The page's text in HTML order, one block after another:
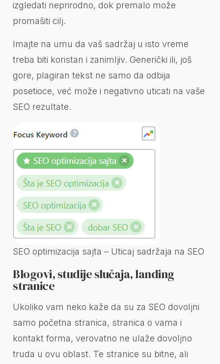
izgledati neprirodno, dok premalo može
promašiti cilj.
Imajte na umu da vaš sadržaj u isto vreme
treba biti koristan i zanimljiv. Generički ili, još
gore, plagiran tekst ne samo da odbija
posetioce, već može i negativno uticati na vaše
SEO rezultate.
SEO optimizacija sajta – Uticaj sadržaja na SEO
Blogovi, studije slučaja, landing
stranice
Ukoliko vam neko kaže da su za SEO dovoljni
samo početna stranica, stranica o vama i
kontakt forma, verovatno ne ulaže dovoljno
truda u ovu oblast. Te stranice su bitne, ali